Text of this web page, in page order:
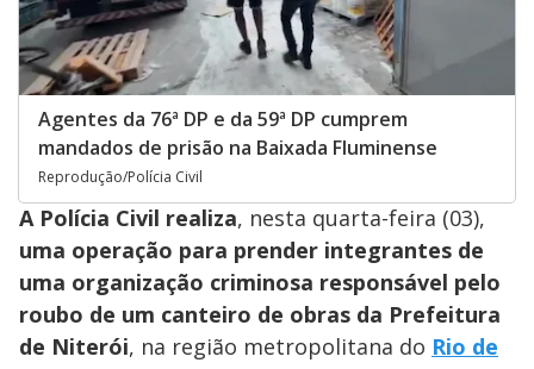
Agentes da 76ª DP e da 59ª DP cumprem
mandados de prisão na Baixada Fluminense
Reprodução/Polícia Civil
A Polícia Civil realiza, nesta quarta-feira (03),
uma operação para prender integrantes de
uma organização criminosa responsável pelo
roubo de um canteiro de obras da Prefeitura
de Niterói, na região metropolitana do Rio de